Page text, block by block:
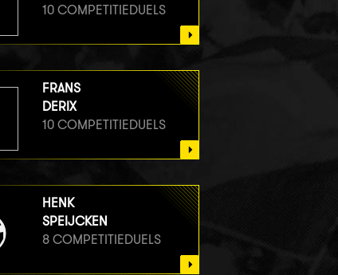
10 COMPETITIEDUELS
FRANS
DERIX
10 COMPETITIEDUELS
HENK
SPEIJCKEN
8 COMPETITIEDUELS